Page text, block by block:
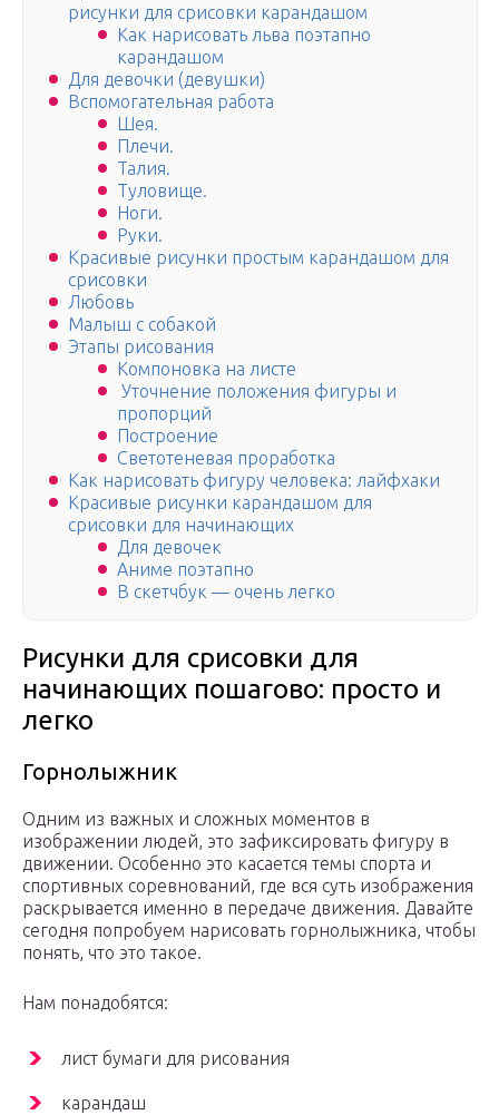
рисунки для срисовки карандашом
Как нарисовать льва поэтапно
карандашом
Для девочки (девушки)
Вспомогательная работа
Шея.
Плечи.
Талия.
Туловище.
Ноги.
Руки.
Красивые рисунки простым карандашом для
срисовки
Любовь
Малыш с собакой
Этапы рисования
Компоновка на листе
Уточнение положения фигуры и
пропорций
Построение
Светотеневая проработка
Как нарисовать фигуру человека: лайфхаки
Красивые рисунки карандашом для
срисовки для начинающих
Для девочек
Аниме поэтапно
В скетчбук — очень легко
Рисунки для срисовки для
начинающих пошагово: просто и
легко
Горнолыжник
Одним из важных и сложных моментов в
изображении людей, это зафиксировать фигуру в
движении. Особенно это касается темы спорта и
спортивных соревнований, где вся суть изображения
раскрывается именно в передаче движения. Давайте
сегодня попробуем нарисовать горнолыжника, чтобы
понять, что это такое.
Нам понадобятся:
лист бумаги для рисования
карандаш